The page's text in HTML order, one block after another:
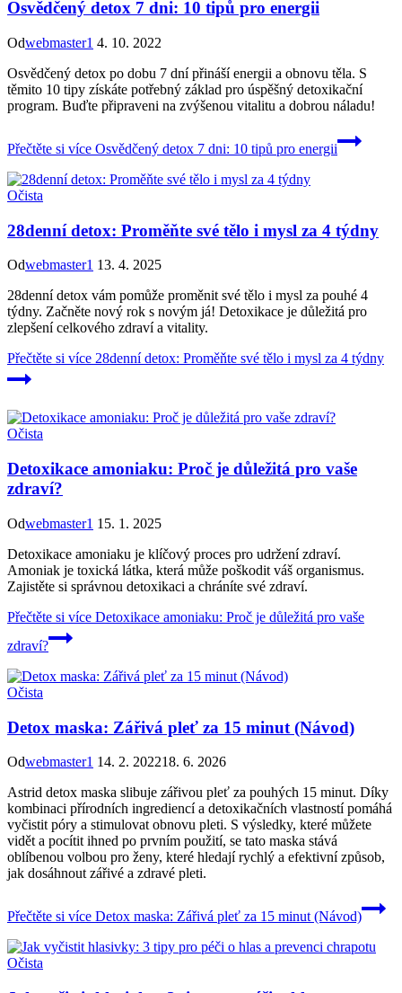
Osvědčený detox 7 dni: 10 tipů pro energii
Odwebmaster1 4. 10. 2022
Osvědčený detox po dobu 7 dní přináší energii a obnovu těla. S
těmito 10 tipy získáte potřebný základ pro úspěšný detoxikační
program. Buďte připraveni na zvýšenou vitalitu a dobrou náladu!
Přečtěte si více Osvědčený detox 7 dni: 10 tipů pro energii
Očista
28denní detox: Proměňte své tělo i mysl za 4 týdny
Odwebmaster1 13. 4. 2025
28denní detox vám pomůže proměnit své tělo i mysl za pouhé 4
týdny. Začněte nový rok s novým já! Detoxikace je důležitá pro
zlepšení celkového zdraví a vitality.
Přečtěte si více 28denní detox: Proměňte své tělo i mysl za 4 týdny
Očista
Detoxikace amoniaku: Proč je důležitá pro vaše
zdraví?
Odwebmaster1 15. 1. 2025
Detoxikace amoniaku je klíčový proces pro udržení zdraví.
Amoniak je toxická látka, která může poškodit váš organismus.
Zajistěte si správnou detoxikaci a chráníte své zdraví.
Přečtěte si více Detoxikace amoniaku: Proč je důležitá pro vaše
zdraví?
Očista
Detox maska: Zářivá pleť za 15 minut (Návod)
Odwebmaster1 14. 2. 202218. 6. 2026
Astrid detox maska slibuje zářivou pleť za pouhých 15 minut. Díky
kombinaci přírodních ingrediencí a detoxikačních vlastností pomáhá
vyčistit póry a stimulovat obnovu pleti. S výsledky, které můžete
vidět a pocítit ihned po prvním použití, se tato maska stává
oblíbenou volbou pro ženy, které hledají rychlý a efektivní způsob,
jak dosáhnout zářivé a zdravé pleti.
Přečtěte si více Detox maska: Zářivá pleť za 15 minut (Návod)
Očista